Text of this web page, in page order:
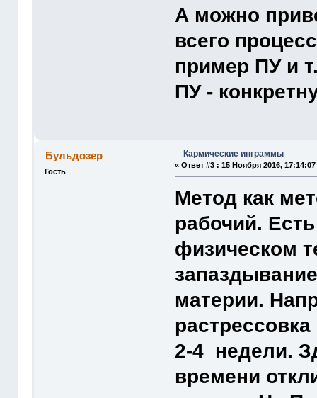
А можно
всего
пример ПУ и
ПУ -
Бульдозер
Гость
Кармические инграммы
«Ответ #3 : 15 Ноября 2016, 17:14:07
Метод как
рабочий.
физическом
материи.
2-4 недели.
времени